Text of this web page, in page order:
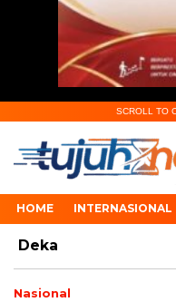
SCROLL TO
HOME INTERNASIONAL
Deka
Nasional